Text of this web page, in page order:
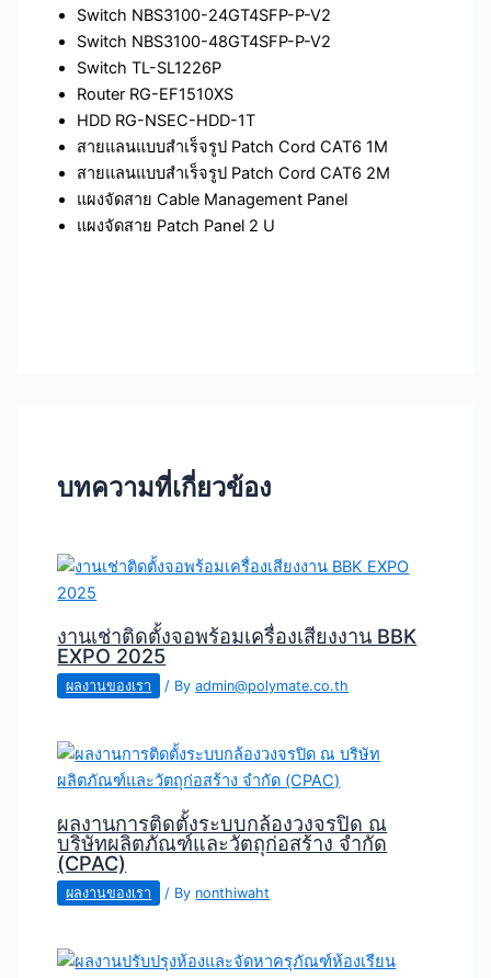
Switch NBS3100-24GT4SFP-P-V2
Switch NBS3100-48GT4SFP-P-V2
Switch TL-SL1226P
Router RG-EF1510XS
HDD RG-NSEC-HDD-1T
สายแลนแบบสำเร็จรูป Patch Cord CAT6 1M
สายแลนแบบสำเร็จรูป Patch Cord CAT6 2M
แผงจัดสาย Cable Management Panel
แผงจัดสาย Patch Panel 2 U
บทความที่เกี่ยวข้อง
งานเช่าติดตั้งจอพร้อมเครื่องเสียงงาน BBK
EXPO 2025
ผลงานของเรา / Byadmin@polymate.co.th
ผลงานการติดตั้งระบบกล้องวงจรปิด ณ
บริษัทผลิตภัณฑ์และวัตถุก่อสร้าง จำกัด
(CPAC)
ผลงานของเรา / By nonthiwaht